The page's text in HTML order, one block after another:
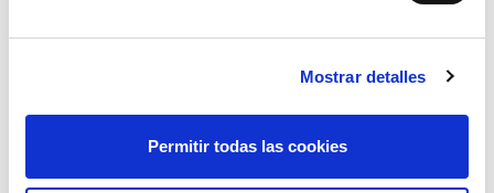
Mostrar detalles
Permitir todas las cookies
soporte dedos 5mm vareador zanon